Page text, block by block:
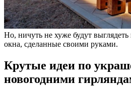
Но, ничуть не хуже будут
окна, сделанные своими руками.
Крутые идеи по
новогодними